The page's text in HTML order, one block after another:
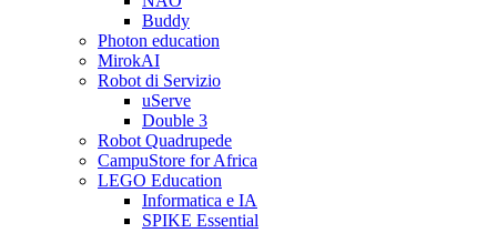
Buddy
Photon education
MirokAI
Robot di Servizio
uServe
Double 3
Robot Quadrupede
CampuStore for Africa
LEGO Education
Informatica e IA
SPIKE Essential